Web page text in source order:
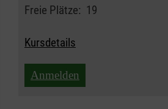
Freie Plätze: 19
Kursdetails
Anmelden